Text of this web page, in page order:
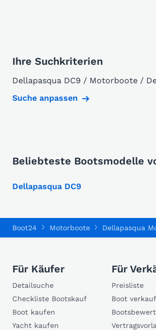
Ihre Suchkriterien
Dellapasqua DC9 / Motorboote /
Suche anpassen
Beliebteste Bootsmodelle
Dellapasqua DC9
Boot24 Motorboote Dellapasqua
Für Käufer
Detailsuche
Checkliste Bootskauf
Boot kaufen
Yacht kaufen
Für
Preisliste
Boot